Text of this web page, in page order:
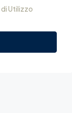
Utilizzo